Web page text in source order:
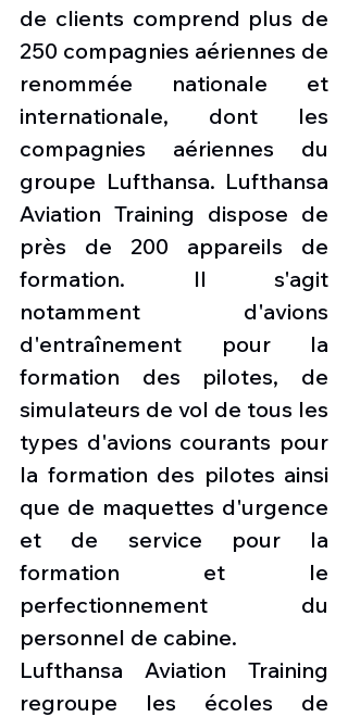
de clients comprend plus de
250 compagnies aériennes de
renommée nationale et
internationale, dont les
compagnies aériennes du
groupe Lufthansa. Lufthansa
Aviation Training dispose de
près de 200 appareils de
formation. Il s'agit
notamment d'avions
d'entraînement pour la
formation des pilotes, de
simulateurs de vol de tous les
types d'avions courants pour
la formation des pilotes ainsi
que de maquettes d'urgence
et de service pour la
formation et le
perfectionnement du
personnel de cabine.
Lufthansa Aviation Training
regroupe les écoles de